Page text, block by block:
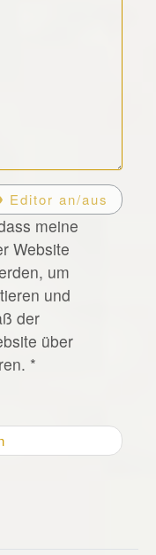
Editor an/aus
meine
Website
um
und
der
über
*